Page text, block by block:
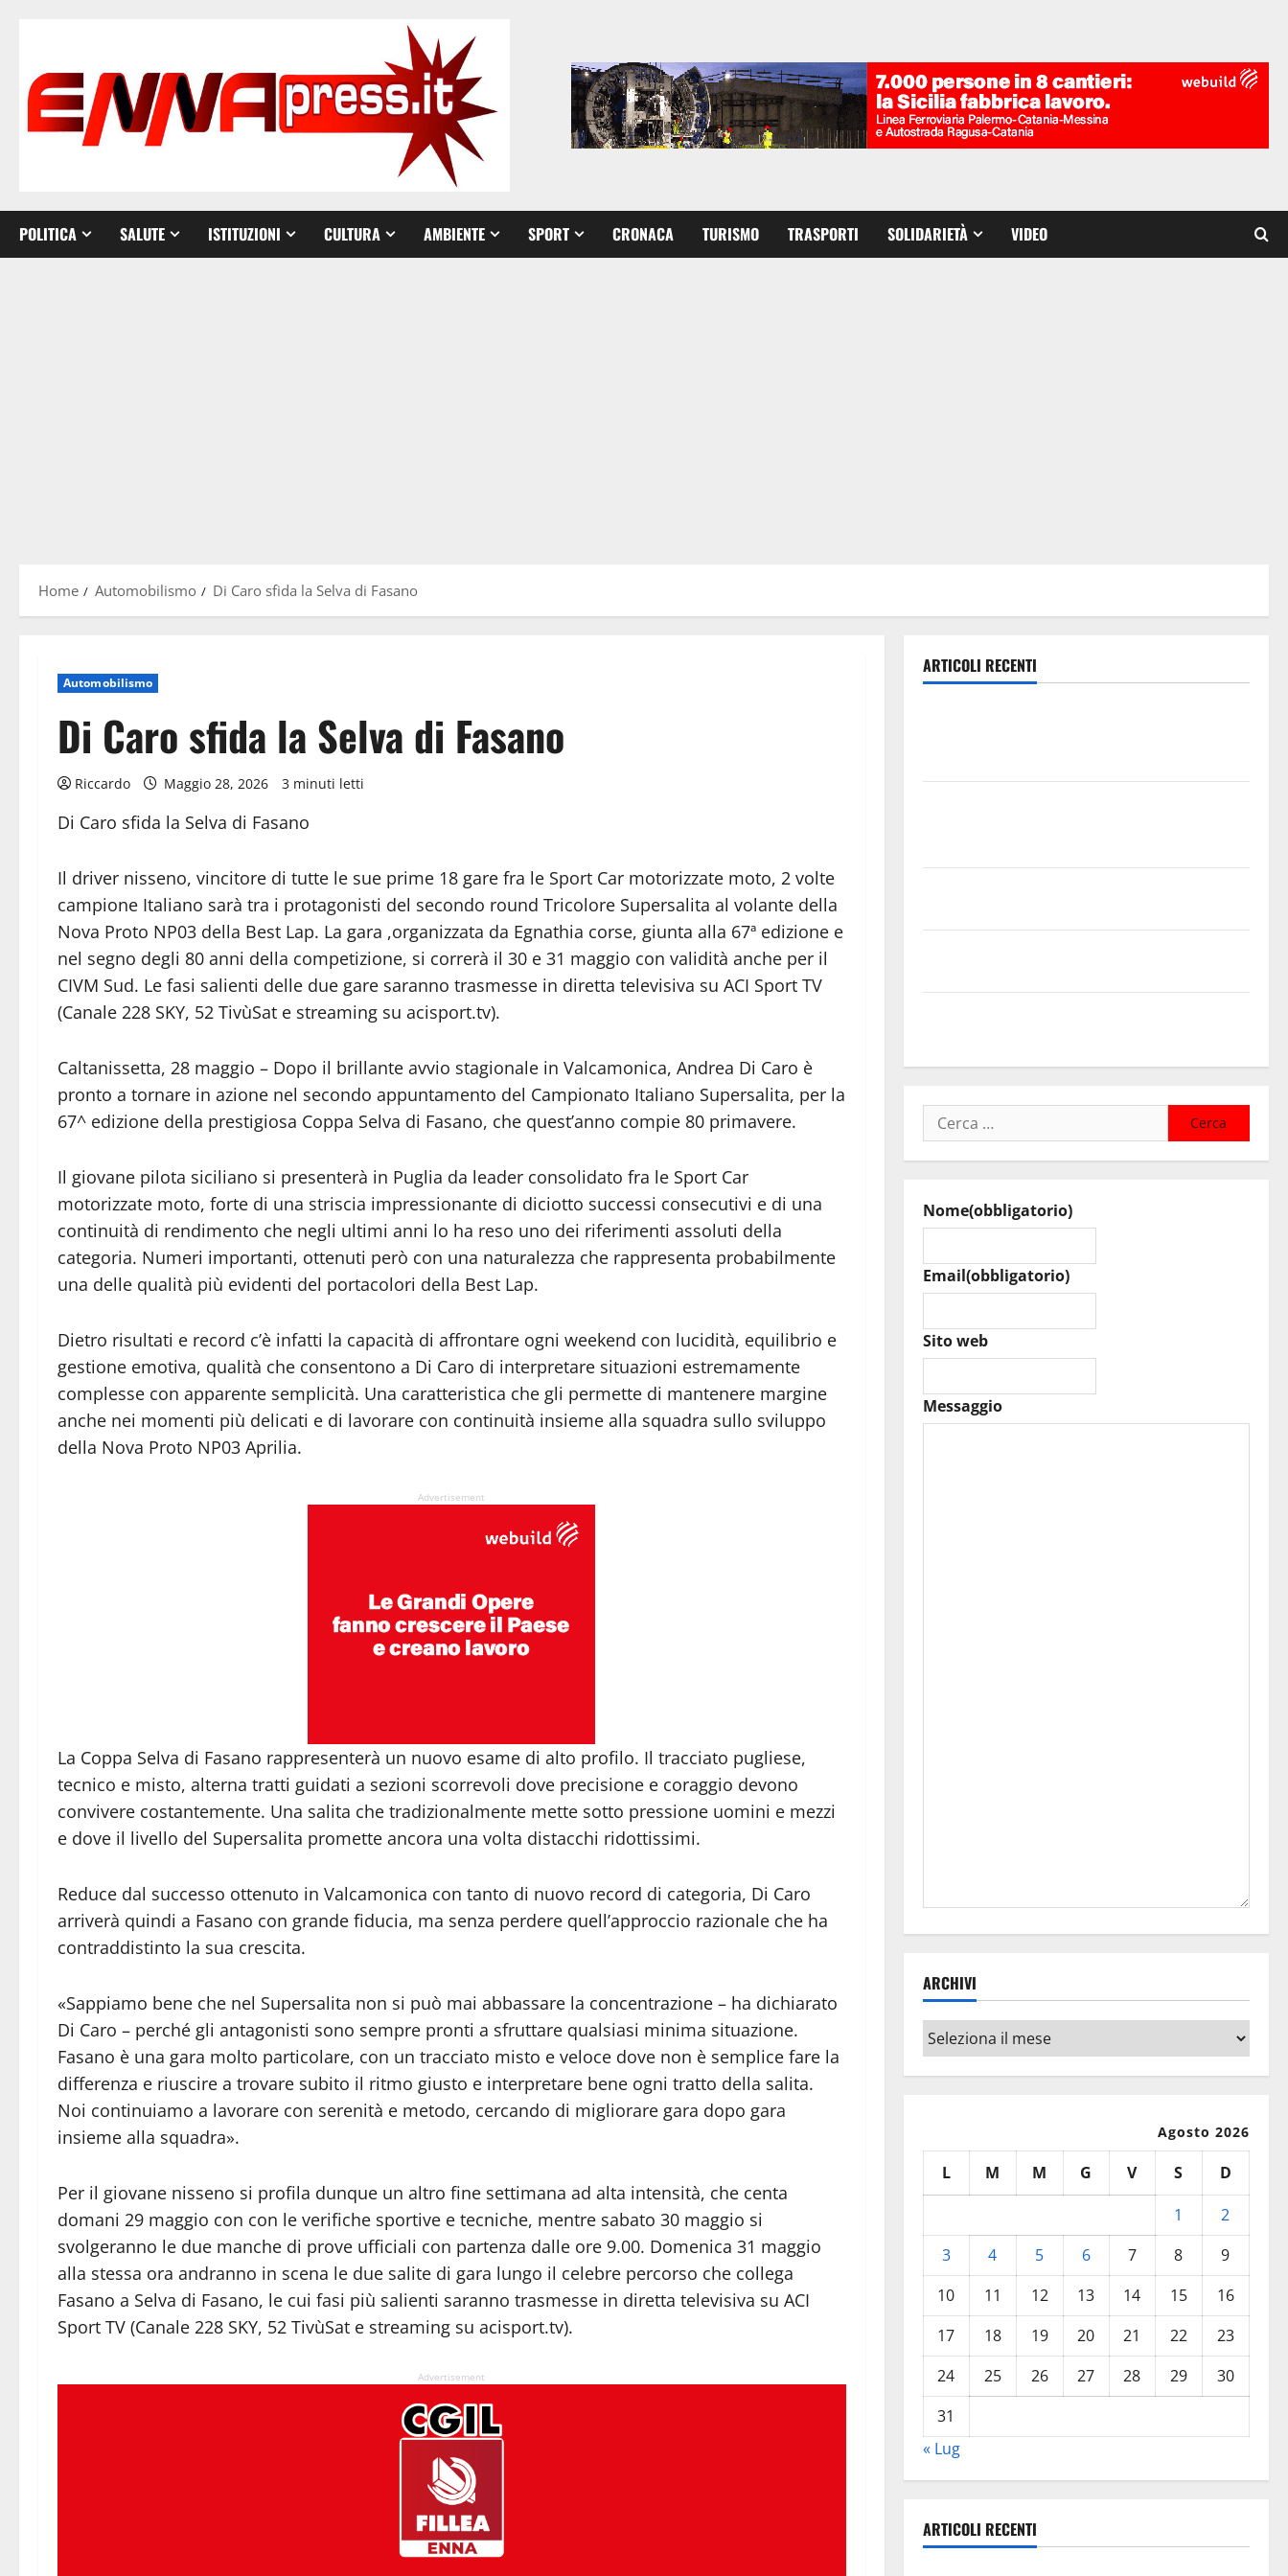
POLITICA SALUTE ISTITUZIONI CULTURA AMBIENTE SPORT CRONACA TURISMO TRASPORTI SOLIDARIETÀ VIDEO
Home Automobilismo Di Caro sfida la Selva di Fasano
Automobilismo
Di Caro sfida la Selva di Fasano
Riccardo Maggio 28, 2026 3 minuti letti
Di Caro sfida la Selva di Fasano
Il driver nisseno, vincitore di tutte le sue prime 18 gare fra le Sport Car motorizzate moto, 2 volte
campione Italiano sarà tra i protagonisti del secondo round Tricolore Supersalita al volante della
Nova Proto NP03 della Best Lap. La gara ,organizzata da Egnathia corse, giunta alla 67ª edizione e
nel segno degli 80 anni della competizione, si correrà il 30 e 31 maggio con validità anche per il
CIVM Sud. Le fasi salienti delle due gare saranno trasmesse in diretta televisiva su ACI Sport TV
(Canale 228 SKY, 52 TivùSat e streaming su acisport.tv).
Caltanissetta, 28 maggio – Dopo il brillante avvio stagionale in Valcamonica, Andrea Di Caro è
pronto a tornare in azione nel secondo appuntamento del Campionato Italiano Supersalita, per la
67^ edizione della prestigiosa Coppa Selva di Fasano, che quest’anno compie 80 primavere.
Il giovane pilota siciliano si presenterà in Puglia da leader consolidato fra le Sport Car
motorizzate moto, forte di una striscia impressionante di diciotto successi consecutivi e di una
continuità di rendimento che negli ultimi anni lo ha reso uno dei riferimenti assoluti della
categoria. Numeri importanti, ottenuti però con una naturalezza che rappresenta probabilmente
una delle qualità più evidenti del portacolori della Best Lap.
Dietro risultati e record c’è infatti la capacità di affrontare ogni weekend con lucidità, equilibrio e
gestione emotiva, qualità che consentono a Di Caro di interpretare situazioni estremamente
complesse con apparente semplicità. Una caratteristica che gli permette di mantenere margine
anche nei momenti più delicati e di lavorare con continuità insieme alla squadra sullo sviluppo
della Nova Proto NP03 Aprilia.
Advertisement
La Coppa Selva di Fasano rappresenterà un nuovo esame di alto profilo. Il tracciato pugliese,
tecnico e misto, alterna tratti guidati a sezioni scorrevoli dove precisione e coraggio devono
convivere costantemente. Una salita che tradizionalmente mette sotto pressione uomini e mezzi
e dove il livello del Supersalita promette ancora una volta distacchi ridottissimi.
Reduce dal successo ottenuto in Valcamonica con tanto di nuovo record di categoria, Di Caro
arriverà quindi a Fasano con grande fiducia, ma senza perdere quell’approccio razionale che ha
contraddistinto la sua crescita.
«Sappiamo bene che nel Supersalita non si può mai abbassare la concentrazione – ha dichiarato
Di Caro – perché gli antagonisti sono sempre pronti a sfruttare qualsiasi minima situazione.
Fasano è una gara molto particolare, con un tracciato misto e veloce dove non è semplice fare la
differenza e riuscire a trovare subito il ritmo giusto e interpretare bene ogni tratto della salita.
Noi continuiamo a lavorare con serenità e metodo, cercando di migliorare gara dopo gara
insieme alla squadra».
Per il giovane nisseno si profila dunque un altro fine settimana ad alta intensità, che centa
domani 29 maggio con con le verifiche sportive e tecniche, mentre sabato 30 maggio si
svolgeranno le due manche di prove ufficiali con partenza dalle ore 9.00. Domenica 31 maggio
alla stessa ora andranno in scena le due salite di gara lungo il celebre percorso che collega
Fasano a Selva di Fasano, le cui fasi più salienti saranno trasmesse in diretta televisiva su ACI
Sport TV (Canale 228 SKY, 52 TivùSat e streaming su acisport.tv).
Advertisement
ARTICOLI RECENTI
Ricerca
per:
Nome(obbligatorio)
Email(obbligatorio)
Sito web
Messaggio
ARCHIVI
Archivi
Agosto 2026
L M M G V S
D
1
2
3
4 5 6 7 8
9
10
11 12 13 14 15
16
17
18 19 20 21 22
23
24
25 26 27 28 29
30
31
« Lug
ARTICOLI RECENTI